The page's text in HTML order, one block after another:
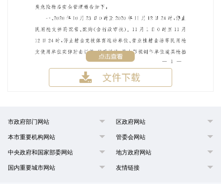
市政府部门网站 区政府网站
本市重要机构网站 管委会网站
中央政府和国家部委网站 地方政府网站
国内重要城市网站 友情链接